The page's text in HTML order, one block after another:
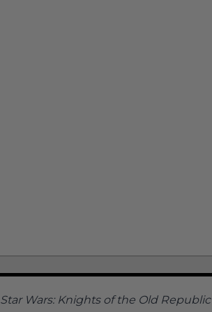
Star Wars: Knights of the Old Republic